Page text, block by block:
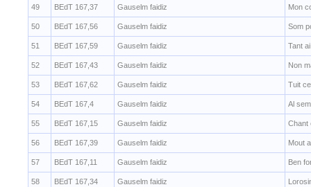
49 BEdT 167,37 Gauselm faidiz Mon
50 BEdT 167,56 Gauselm faidiz Som
51 BEdT 167,59 Gauselm faidiz Tant
52 BEdT 167,43 Gauselm faidiz Non
53 BEdT 167,62 Gauselm faidiz Tuit
54 BEdT 167,4 Gauselm faidiz Al
55 BEdT 167,15 Gauselm faidiz Chant
56 BEdT 167,39 Gauselm faidiz Mout
57 BEdT 167,11 Gauselm faidiz Ben
58 BEdT 167,34 Gauselm faidiz